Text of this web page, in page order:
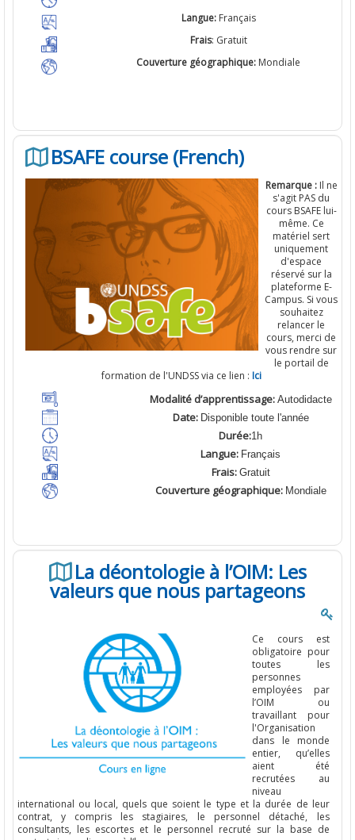
Langue:Français
Frais: Gratuit
Couverture géographique: Mondiale
BSAFE course (French)
Remarque :Il ne
s'agit PAS du
cours BSAFE lui-
même. Ce
matériel sert
uniquement
d'espace
réservé sur la
plateforme E-
Campus. Si vous
souhaitez
relancer le
cours, merci de
vous rendre sur
le portail de
formation de l'UNDSS via ce lien : Ici
Modalité d’apprentissage: Autodidacte
Date: Disponible toute l'année
Durée:1h
Langue: Français
Frais: Gratuit
Couverture géographique: Mondiale
La déontologie à l’OIM: Les
valeurs que nous partageons
Ce cours
est
obligatoire pour
toutes les
personnes
employées par
l’OIM
ou
travaillant pour
l'Organisation
dans le monde
entier, qu’elles
aient
été
recrutées au
niveau
international ou local, quels que soient le type et la durée de leur
contrat, y compris les stagiaires, le personnel détaché, les
consultants, les escortes et le personnel recruté sur la base de